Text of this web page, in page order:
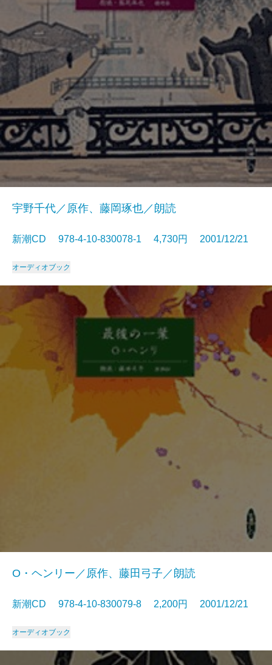
宇野千代／原作、藤岡琢也／朗読
新潮CD 978-4-10-830078-1 4,730円 2001/12/21
オーディオブック
O・ヘンリー／原作、藤田弓子／朗読
新潮CD 978-4-10-830079-8 2,200円 2001/12/21
オーディオブック